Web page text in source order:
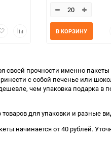
Добавить
В КОРЗИНУ
своей прочности именно
с собой печенье или
чем упаковка подарка
для упаковки и разные
начинается от 40 рублей.